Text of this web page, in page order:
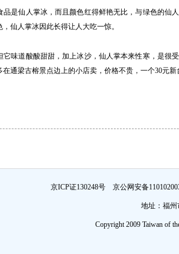
仙人掌冰，而且颜色红得鲜艳无比，与绿色的仙
仙人掌冰因此长得让人大吃一惊。
道酸酸甜甜，加上冰沙，仙人掌本来性寒，是很
在通梁古榕景点边上的小店卖，价格不贵，一个30元
京ICP证130248号 京公网安备
地址：福州
Copyright 2009 Taiwan of